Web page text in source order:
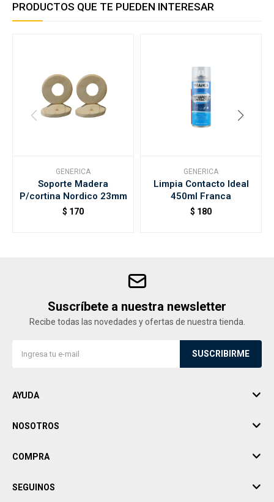
PRODUCTOS QUE TE PUEDEN INTERESAR
GENERICA
Soporte Madera
P/cortina Nordico 23mm
$ 170
GENERICA
Limpia Contacto Ideal
450ml Franca
$ 180
Suscríbete a nuestra newsletter
Recibe todas las novedades y ofertas de nuestra tienda.
SUSCRIBIRME
AYUDA
NOSOTROS
COMPRA
SEGUINOS